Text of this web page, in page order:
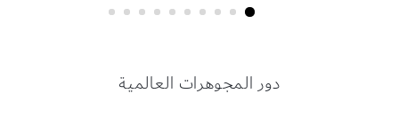
دور المجوهرات العالمية
روبرتو كوين